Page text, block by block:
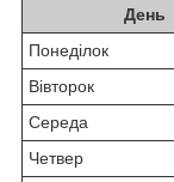
День
Понеділок
Вівторок
Середа
Четвер